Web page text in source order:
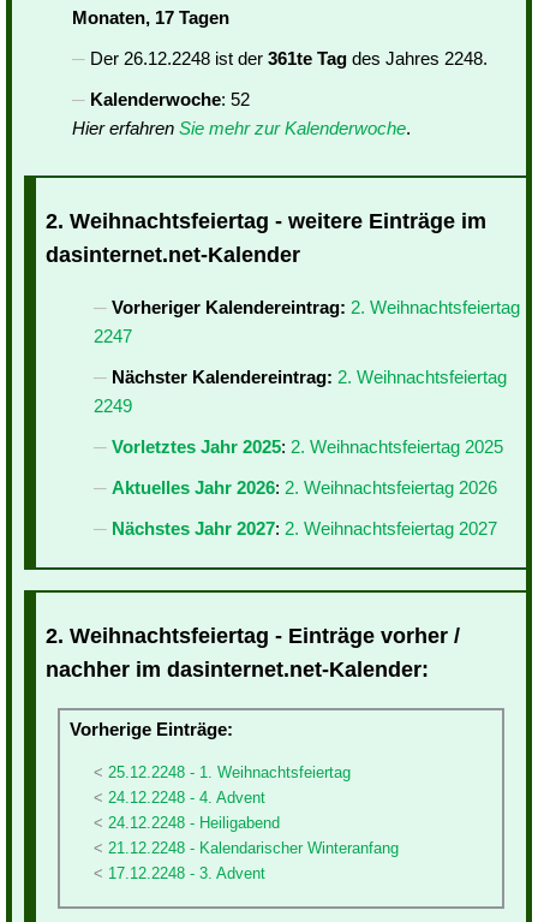
Monaten, 17 Tagen
Der 26.12.2248 ist der 361te Tag des Jahres 2248.
Kalenderwoche: 52
Hier erfahren Sie mehr zur Kalenderwoche.
2. Weihnachtsfeiertag - weitere Einträge im
dasinternet.net-Kalender
Vorheriger Kalendereintrag: 2. Weihnachtsfeiertag
2247
Nächster Kalendereintrag: 2. Weihnachtsfeiertag
2249
Vorletztes Jahr 2025: 2. Weihnachtsfeiertag 2025
Aktuelles Jahr 2026: 2. Weihnachtsfeiertag 2026
Nächstes Jahr 2027: 2. Weihnachtsfeiertag 2027
2. Weihnachtsfeiertag - Einträge vorher /
nachher im dasinternet.net-Kalender:
Vorherige Einträge:
25.12.2248 - 1. Weihnachtsfeiertag
24.12.2248 - 4. Advent
24.12.2248 - Heiligabend
21.12.2248 - Kalendarischer Winteranfang
17.12.2248 - 3. Advent